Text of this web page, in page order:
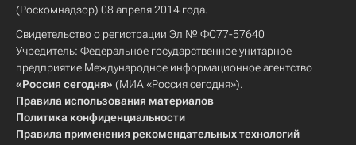
(Роскомнадзор) 08 апреля 2014 года.
Свидетельство о регистрации Эл № ФС77-57640
Учредитель: Федеральное государственное унитарное
предприятие Международное информационное агентство
«Россия сегодня» (МИА «Россия сегодня»).
Правила использования материалов
Политика конфиденциальности
Правила применения рекомендательных технологий